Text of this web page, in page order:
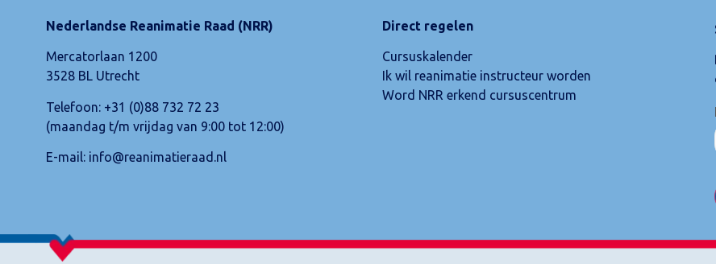
Nederlandse Reanimatie Raad (NRR)
Mercatorlaan 1200
3528 BL Utrecht
Telefoon: +31 (0)88 732 72 23
(maandag t/m vrijdag van 9:00 tot 12:00)
E-mail: info@reanimatieraad.nl
Direct regelen
Cursuskalender
Ik wil reanimatie instructeur worden
Word NRR erkend cursuscentrum